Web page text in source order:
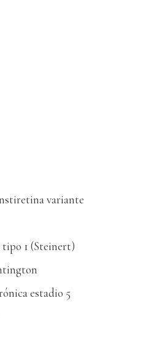
variante
1 (Steinert)
estadio 5